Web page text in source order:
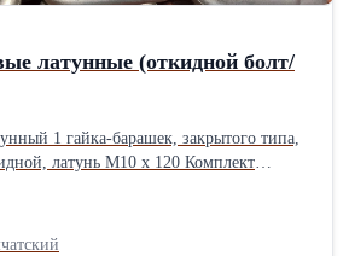
(откидной болт/
1 гайка-барашек, закрытого типа,
латунь М10 х 120 Комплект
типа, латунь М14 2 болт откидной,